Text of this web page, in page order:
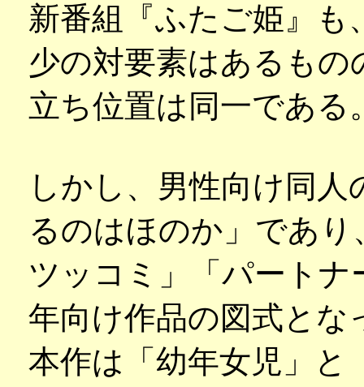
新番組『ふたご姫』も
少の対要素はあるも
立ち位置は同一である
しかし、男性向け同
るのはほのか」であ
ツッコミ」「パート
年向け作品の図式とな
本作は「幼年女児」と